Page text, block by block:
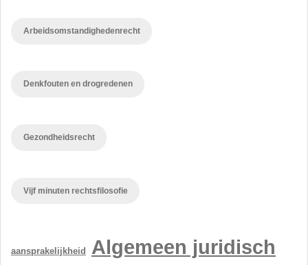
Arbeidsomstandighedenrecht
Denkfouten en drogredenen
Gezondheidsrecht
Vijf minuten rechtsfilosofie
aansprakelijkheid Algemeen juridisch